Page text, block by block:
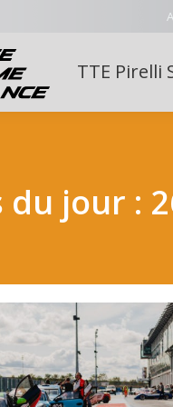
TTE Pirelli
du jour :